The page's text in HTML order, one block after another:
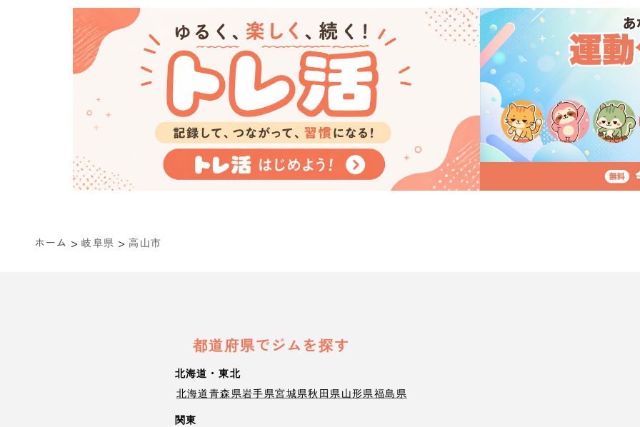
ホーム > 岐阜県 > 高山市
都道府県でジムを探す
北海道・東北
北海道青森県岩手県宮城県秋田県山形県福島県
関東